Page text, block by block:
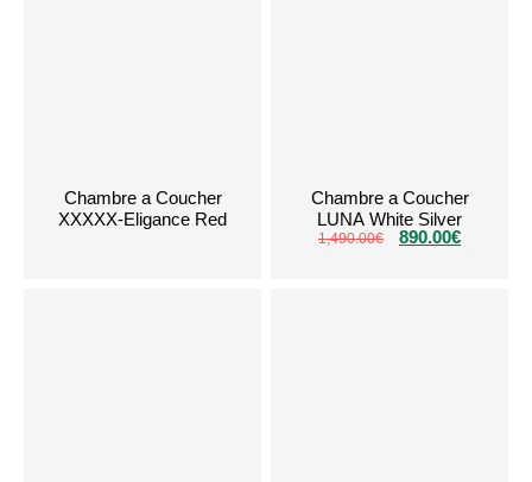
Chambre a Coucher
XXXXX-Eligance Red
Chambre a Coucher
LUNA White Silver
1,490.00€ 890.00€